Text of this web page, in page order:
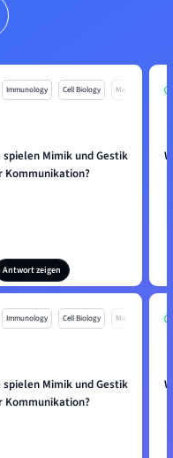
Immunology Cell Biology Mo
spielen Mimik und Gestik
Kommunikation?
Antwort zeigen
Immunology Cell Biology Mo
spielen Mimik und Gestik
Kommunikation?